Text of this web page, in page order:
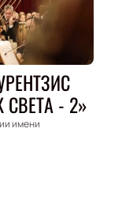
- 2»
имени